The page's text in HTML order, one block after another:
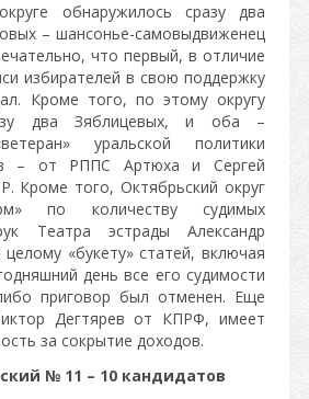
обнаружилось сразу два
– шансонье-самовыдвиженец
что первый, в отличие
избирателей в свою поддержку
Кроме того, по этому округу
два Зяблицевых, и оба –
уральской политики
– от РППС Артюха и Сергей
Кроме того, Октябрьский округ
по количеству судимых
Театра эстрады Александр
«букету» статей, включая
день все его судимости
приговор был отменен. Еще
Дегтярев от КПРФ, имеет
за сокрытие доходов.
№ 11 – 10 кандидатов